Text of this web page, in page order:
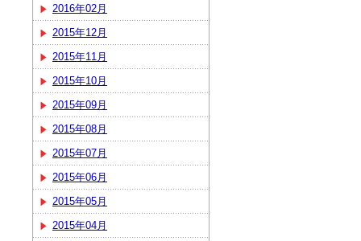
2016年02月
2015年12月
2015年11月
2015年10月
2015年09月
2015年08月
2015年07月
2015年06月
2015年05月
2015年04月